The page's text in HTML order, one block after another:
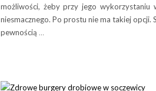
możliwości, żeby przy jego wykorzystaniu
niesmacznego. Po prostu nie ma takiej opcji.
pewnością …